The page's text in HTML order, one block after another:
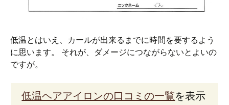
低温とはいえ、カールが出来るまでに時間を要するよう
に思います。 それが、ダメージにつながらないとよいの
ですが。
低温ヘアアイロンの口コミの一覧を表示